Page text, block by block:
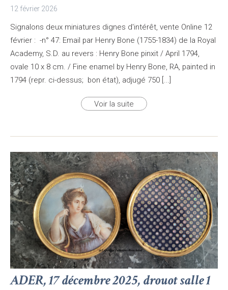
12 février 2026
Signalons deux miniatures dignes d'intérêt, vente Online 12
février : -n° 47: Email par Henry Bone (1755-1834) de la Royal
Academy, S.D. au revers : Henry Bone pinxit / April 1794,
ovale 10 x 8 cm. / Fine enamel by Henry Bone, RA, painted in
1794 (repr. ci-dessus; bon état), adjugé 750 [...]
Voir la suite
ADER, 17 décembre 2025, drouot salle 1